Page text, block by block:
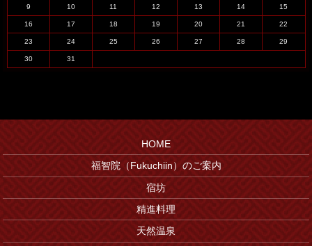
9 10 11 12 13 14 15
16 17 18 19 20 21 22
23 24 25 26 27 28 29
30 31
HOME
福智院（Fukuchiin）のご案内
宿坊
精進料理
天然温泉